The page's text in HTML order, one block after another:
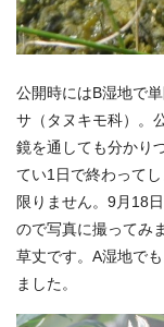
公開時にはB湿地で
サ（タヌキモ科）。
鏡を通しても分かり
てい1日で終わって
限りません。9月18
ので写真に撮ってみ
草丈です。A湿地で
ました。